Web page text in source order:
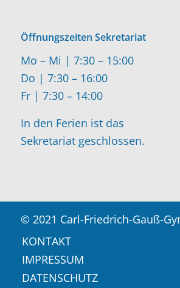
Öffnungszeiten Sekretariat
Mo – Mi | 7:30 – 15:00
Do | 7:30 – 16:00
Fr | 7:30 – 14:00
In den Ferien ist das
Sekretariat geschlossen.
© 2021 Carl-Friedrich-Gauß-
KONTAKT
IMPRESSUM
DATENSCHUTZ